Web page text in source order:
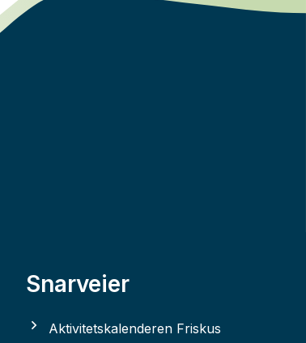
Snarveier
Aktivitetskalenderen Friskus